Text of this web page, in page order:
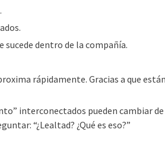
sucede dentro de la compañía.
rápidamente. Gracias a que están
interconectados pueden cambiar de
“¿Lealtad? ¿Qué es eso?”